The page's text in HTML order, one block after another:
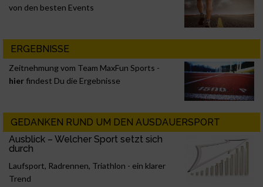
von den besten Events
ERGEBNISSE
Zeitnehmung vom Team MaxFun Sports -
hier findest Du die Ergebnisse
GEDANKEN RUND UM DEN AUSDAUERSPORT
Ausblick – Welcher Sport setzt sich
durch
Laufsport, Radrennen, Triathlon - ein klarer
Trend